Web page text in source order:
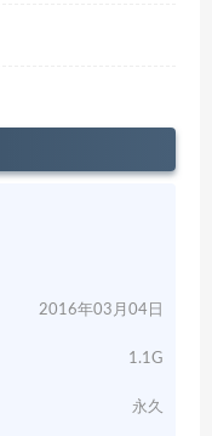
2016年03月04日
1.1G
永久